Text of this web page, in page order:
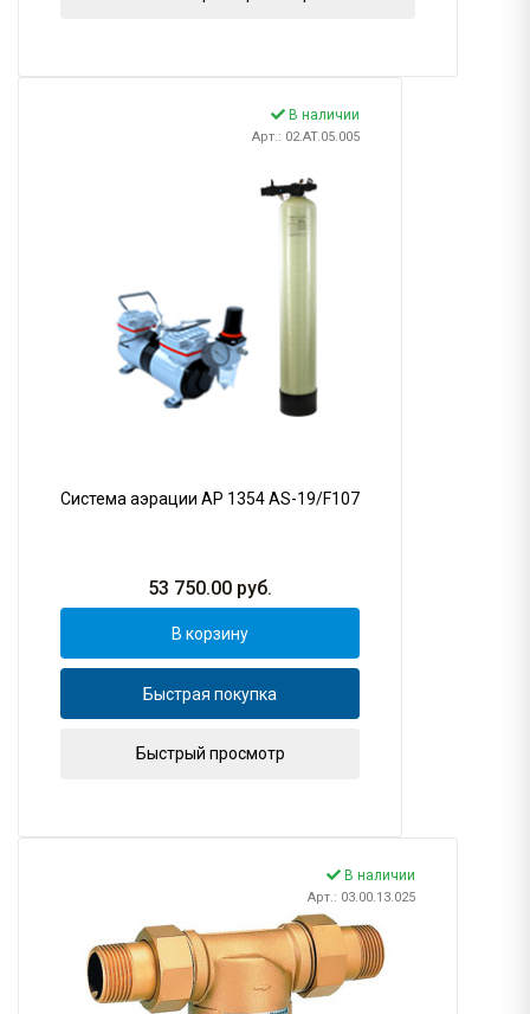
В наличии
Арт.: 02.AT.05.005
Система аэрации AP 1354 AS-19/F107
53 750.00 руб.
В корзину
Быстрая покупка
Быстрый просмотр
В наличии
Арт.: 03.00.13.025